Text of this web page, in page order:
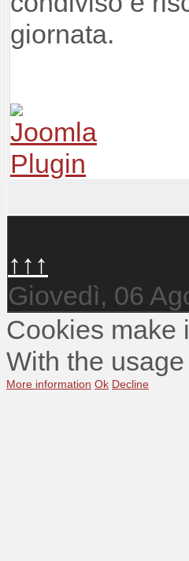
giornata.
↑↑↑
Giovedì, 06
Cookies make
With the
More information Ok Decline